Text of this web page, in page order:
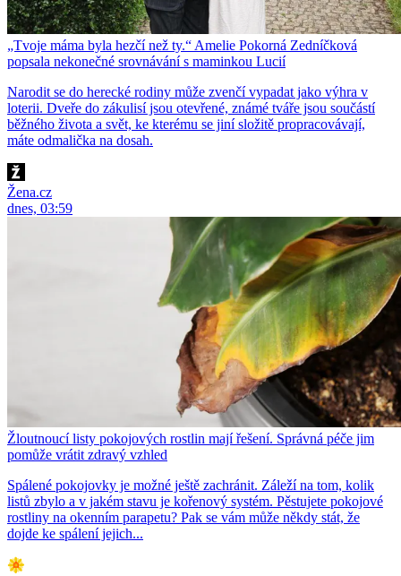
„Tvoje máma byla hezčí než ty.“ Amelie Pokorná Zedníčková
popsala nekonečné srovnávání s maminkou Lucií
Narodit se do herecké rodiny může zvenčí vypadat jako výhra v
loterii. Dveře do zákulisí jsou otevřené, známé tváře jsou součástí
běžného života a svět, ke kterému se jiní složitě propracovávají,
máte odmalička na dosah.
Žena.cz
dnes, 03:59
Žloutnoucí listy pokojových rostlin mají řešení. Správná péče jim
pomůže vrátit zdravý vzhled
Spálené pokojovky je možné ještě zachránit. Záleží na tom, kolik
listů zbylo a v jakém stavu je kořenový systém. Pěstujete pokojové
rostliny na okenním parapetu? Pak se vám může někdy stát, že
dojde ke spálení jejich...